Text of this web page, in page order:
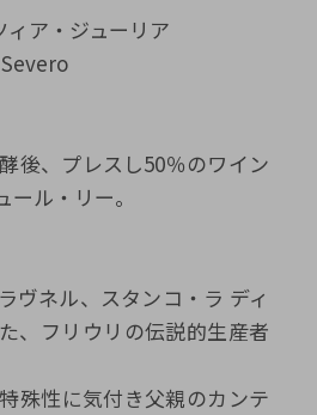
ア・ジューリア
後、プレスし50％のワイン
ル・リー。
ヴネル、スタンコ・ラ ディ
、フリウリの伝説的生産者
殊性に気付き父親のカンテ